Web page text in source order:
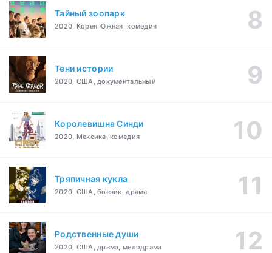
Тайный зоопарк
2020, Корея Южная, комедия
Тени истории
2020, США, документальный
Королевишна Синди
2020, Мексика, комедия
Тряпичная кукла
2020, США, боевик, драма
Родственные души
2020, США, драма, мелодрама